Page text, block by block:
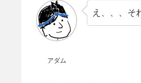
アダム
え、、、そ